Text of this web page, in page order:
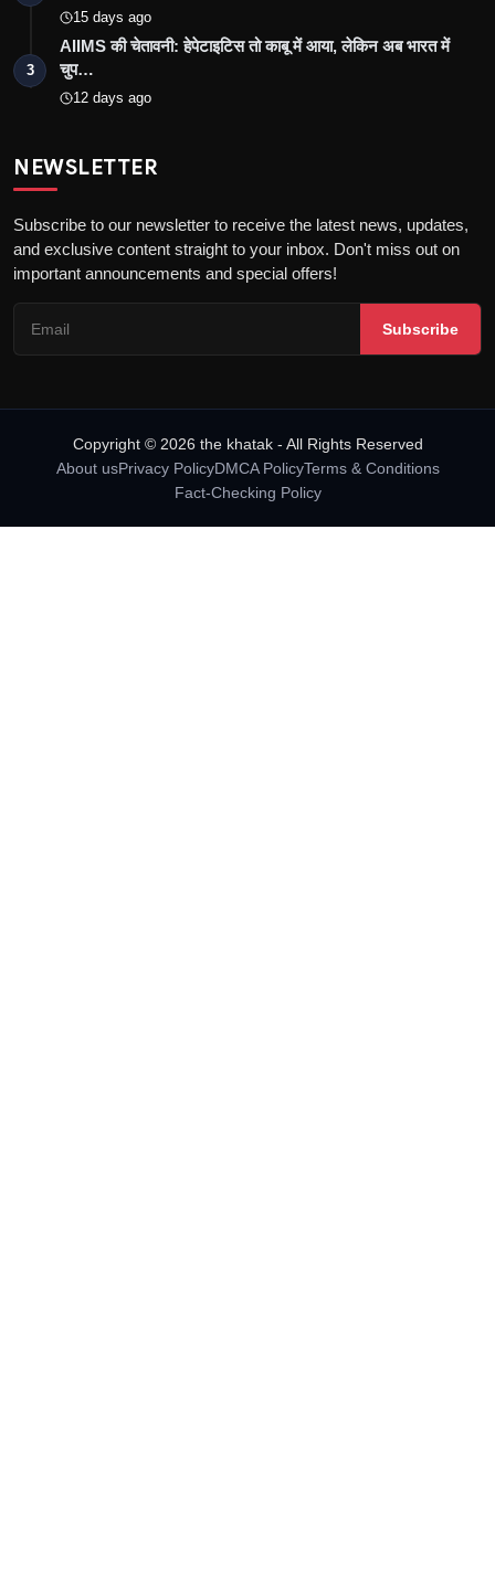
15 days ago
3
AIIMS की चेतावनी: हेपेटाइटिस तो काबू में आया, लेकिन अब भारत में
चुप…
12 days ago
NEWSLETTER
Subscribe to our newsletter to receive the latest news, updates,
and exclusive content straight to your inbox. Don't miss out on
important announcements and special offers!
Subscribe
Copyright © 2026 the khatak - All Rights Reserved
About usPrivacy PolicyDMCA PolicyTerms & Conditions
Fact-Checking Policy